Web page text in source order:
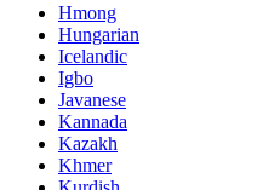
Hmong
Hungarian
Icelandic
Igbo
Javanese
Kannada
Kazakh
Khmer